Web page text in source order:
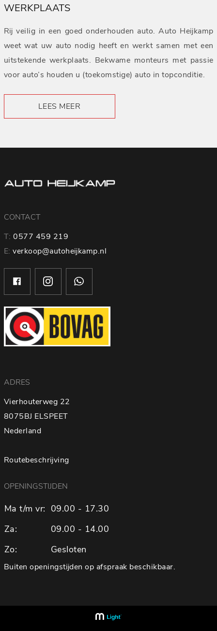
WERKPLAATS
Rij veilig in een goed onderhouden auto. Auto Heijkamp
weet wat uw auto nodig heeft en werkt samen met een
uitstekende werkplaats. Bekwame monteurs met passie
voor auto’s houden u (toekomstige) auto in topconditie.
LEES MEER
CONTACT
T: 0577 459 219
E: verkoop@autoheijkamp.nl
ADRES
Vierhouterweg 22
8075BJ ELSPEET
Nederland
Routebeschrijving
OPENINGSTIJDEN
Ma t/m vr: 09.00 - 17.30
Za:
09.00 - 14.00
Zo:
Gesloten
Buiten openingstijden op afspraak beschikbaar.